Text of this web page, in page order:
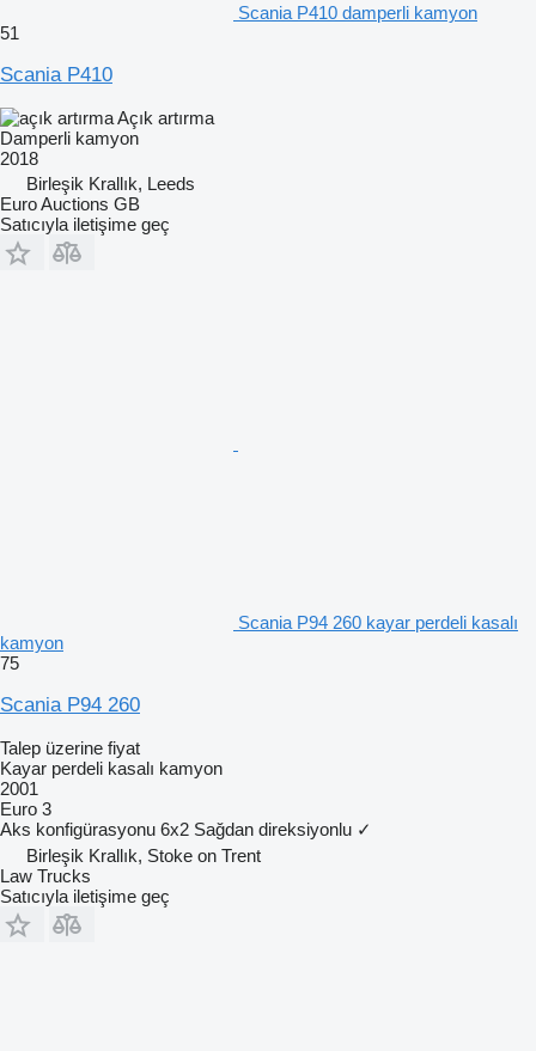
Scania P410 damperli kamyon
51
Scania P410
Açık artırma
Damperli kamyon
2018
Birleşik Krallık, Leeds
Euro Auctions GB
Satıcıyla iletişime geç
Scania P94 260 kayar perdeli kasalı
kamyon
75
Scania P94 260
Talep üzerine fiyat
Kayar perdeli kasalı kamyon
2001
Euro 3
Aks konfigürasyonu 6x2 Sağdan direksiyonlu ✓
Birleşik Krallık, Stoke on Trent
Law Trucks
Satıcıyla iletişime geç